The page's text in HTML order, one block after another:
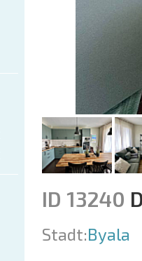
ID 13240
Stadt:Byala